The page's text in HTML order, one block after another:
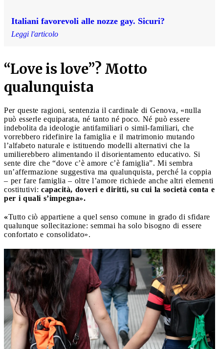
Italiani favorevoli alle nozze gay. Sicuri?
Leggi l'articolo
“Love is love”? Motto
qualunquista
Per queste ragioni, sentenzia il cardinale di Genova, «nulla
può esserle equiparata, né tanto né poco. Né può essere
indebolita da ideologie antifamiliari o simil-familiari, che
vorrebbero ridefinire la famiglia e il matrimonio mutando
l’alfabeto naturale e istituendo modelli alternativi che la
umilierebbero alimentando il disorientamento educativo. Si
sente dire che “dove c’è amore c’è famiglia”. Mi sembra
un’affermazione suggestiva ma qualunquista, perché la coppia
– per fare famiglia – oltre l’amore richiede anche altri elementi
costitutivi: capacità, doveri e diritti, su cui la società conta e
per i quali s’impegna».
«Tutto ciò appartiene a quel senso comune in grado di sfidare
qualunque sollecitazione: semmai ha solo bisogno di essere
confortato e consolidato».